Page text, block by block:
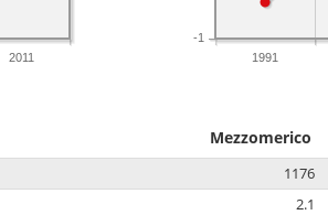
2011 1991
-1
Mezzomerico
1176
2.1